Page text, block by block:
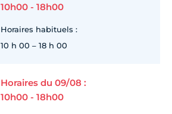
10h00 - 18h00
Horaires habituels :
10 h 00 – 18 h 00
Horaires du 09/08 :
10h00 - 18h00